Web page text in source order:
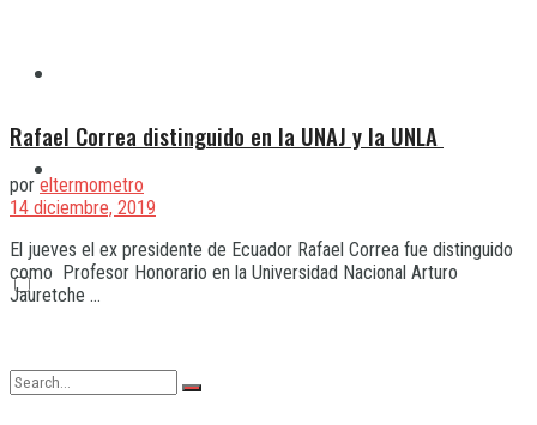
Rafael Correa distinguido en la UNAJ y la UNLA
por eltermometro
14 diciembre, 2019
El jueves el ex presidente de Ecuador Rafael Correa fue distinguido
como Profesor Honorario en la Universidad Nacional Arturo
Jauretche ...